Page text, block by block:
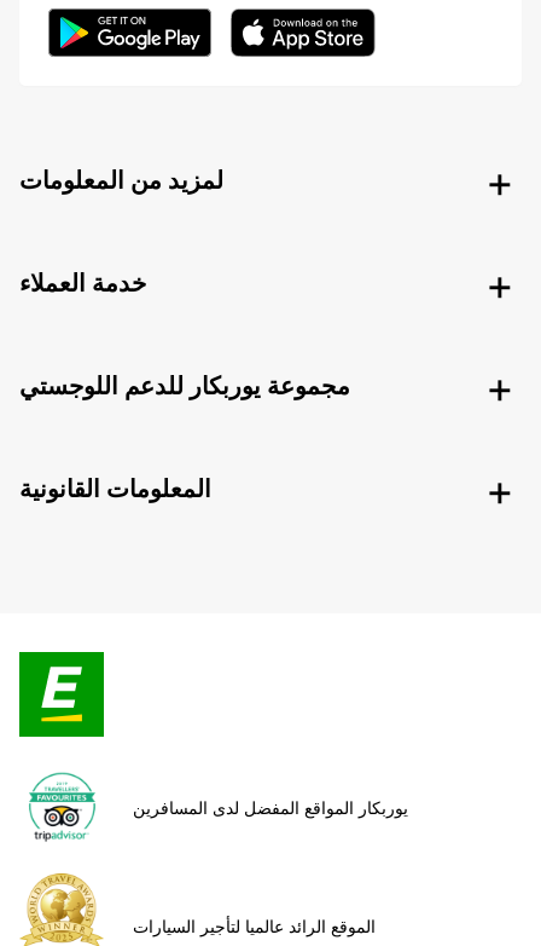
لمزيد من المعلومات
خدمة العملاء
مجموعة يوربكار للدعم اللوجستي
المعلومات القانونية
يوربكار المواقع المفضل لدى المسافرين
الموقع الرائد عالميا لتأجير السيارات